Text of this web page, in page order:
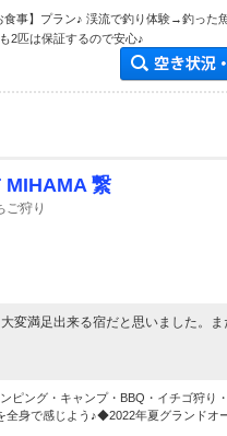
事】プラン♪ 渓流で釣り体験→釣った
2匹は保証するので安心♪
MIHAMA 繋
ご狩り
変満足出来る宿だと思いました。
ピング・キャンプ・BBQ・イチゴ狩り
全身で感じよう♪◆2022年夏グランドオ